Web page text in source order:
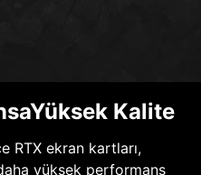
Kalite
RTX ekran kartları,
yüksek performans